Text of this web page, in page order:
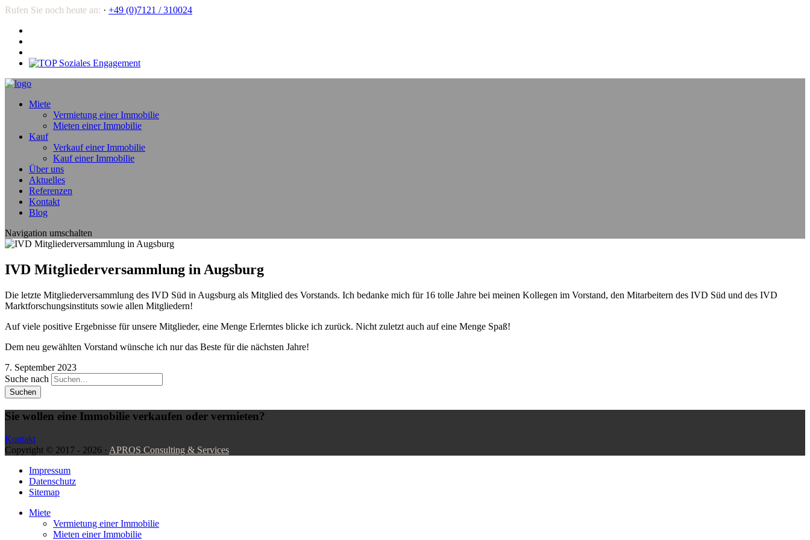
Rufen Sie noch heute an: · +49 (0)7121 / 310024
Miete
Vermietung einer Immobilie
Mieten einer Immobilie
Kauf
Verkauf einer Immobilie
Kauf einer Immobilie
Über uns
Aktuelles
Referenzen
Kontakt
Blog
Navigation umschalten
IVD Mitgliederversammlung in Augsburg
Die letzte Mitgliederversammlung des IVD Süd in Augsburg als Mitglied des Vorstands. Ich bedanke mich für 16 tolle Jahre bei meinen Kollegen im Vorstand, den Mitarbeitern des IVD Süd und des IVD
Marktforschungsinstituts sowie allen Mitgliedern!
Auf viele positive Ergebnisse für unsere Mitglieder, eine Menge Erlerntes blicke ich zurück. Nicht zuletzt auch auf eine Menge Spaß!
Dem neu gewählten Vorstand wünsche ich nur das Beste für die nächsten Jahre!
7. September 2023
Suche nach
Sie wollen eine Immobilie verkaufen oder vermieten?
Kontakt
Copyright © 2017 - 2026 · APROS Consulting & Services
Impressum
Datenschutz
Sitemap
Miete
Vermietung einer Immobilie
Mieten einer Immobilie